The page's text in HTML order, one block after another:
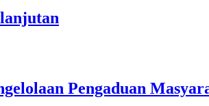
Pengaduan